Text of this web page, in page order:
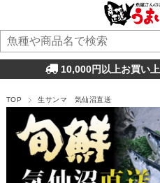
10,000円以上お買い
TOP 生サンマ 気仙沼直送